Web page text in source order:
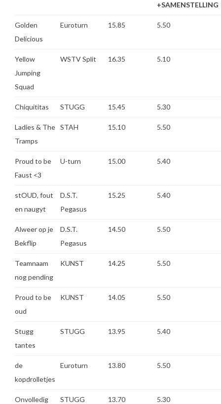
+SAMENSTELLING
Golden
Delicious
Euroturn 15.85 5.50
Yellow
Jumping
Squad
WSTV Split 16.35 5.10
Chiquititas STUGG 15.45 5.30
Ladies & The
Tramps
STAH 15.10 5.50
Proud to be
Faust <3
U-turn 15.00 5.40
stOUD, fout
en naugyt
D.S.T.
Pegasus
15.25 5.40
Alweer op je
Bekflip
D.S.T.
Pegasus
14.50 5.50
Teamnaam
nog pending
KUNST 14.25 5.50
Proud to be
oud
KUNST 14.05 5.50
Stugg
tantes
STUGG 13.95 5.40
de
kopdrolletjes
Euroturn 13.80 5.50
Onvolledig
STUGG 13.70 5.30